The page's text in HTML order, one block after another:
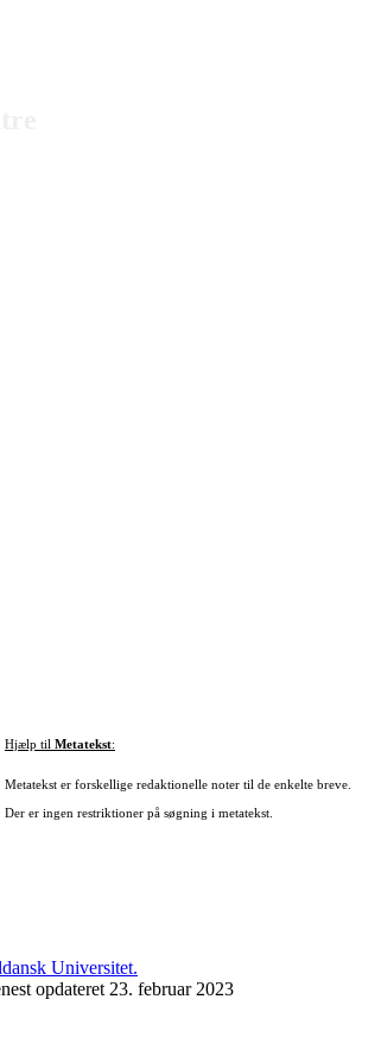
Hjælp til Metatekst:
Metatekst er forskellige redaktionelle noter til de enkelte breve.
Der er ingen restriktioner på søgning i metatekst.
opdateret 23. februar 2023